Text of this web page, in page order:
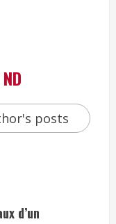
ND
posts
d’un